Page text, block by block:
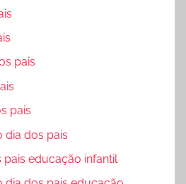
pais
pais
dia dos pais
pais educação infantil